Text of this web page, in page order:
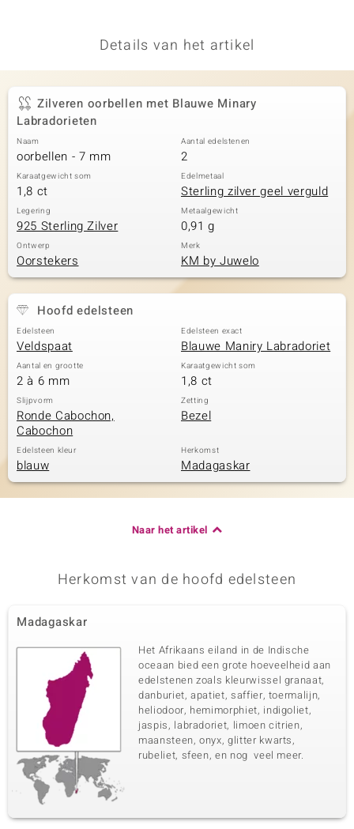
Details van het artikel
Zilveren oorbellen met Blauwe Minary
Labradorieten
Naam
oorbellen - 7 mm
Aantal edelstenen
2
Karaatgewicht som
1,8 ct
Edelmetaal
Sterling zilver geel verguld
Legering
925 Sterling Zilver
Metaalgewicht
0,91 g
Ontwerp
Oorstekers
Merk
KM by Juwelo
Hoofd edelsteen
Edelsteen
Veldspaat
Edelsteen exact
Blauwe Maniry Labradoriet
Aantal en grootte
2 à 6 mm
Karaatgewicht som
1,8 ct
Slijpvorm
Ronde Cabochon,
Cabochon
Zetting
Bezel
Edelsteen kleur
blauw
Herkomst
Madagaskar
Naar het artikel
Herkomst van de hoofd edelsteen
Madagaskar
Het Afrikaans eiland in de Indische
oceaan bied een grote hoeveelheid aan
edelstenen zoals kleurwissel granaat,
danburiet, apatiet, saffier, toermalijn,
heliodoor, hemimorphiet, indigoliet,
jaspis, labradoriet, limoen citrien,
maansteen, onyx, glitter kwarts,
rubeliet, sfeen, en nog veel meer.